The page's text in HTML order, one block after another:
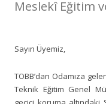
Meslekî Eğitim
Sayın Üyemiz,
TOBB’dan Odamıza
Teknik Eğitim Genel